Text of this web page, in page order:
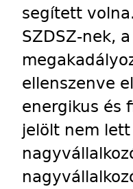
segített
SZDSZ-nek,
ellenszenve
energikus és
jelölt nem